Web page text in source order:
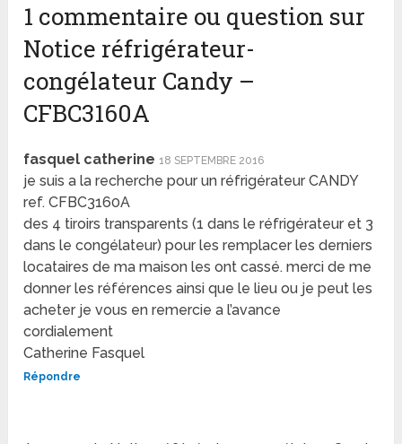
1 commentaire ou question sur
Notice réfrigérateur-
congélateur Candy –
CFBC3160A
fasquel catherine 18 SEPTEMBRE 2016
je suis a la recherche pour un réfrigérateur CANDY
ref. CFBC3160A
des 4 tiroirs transparents (1 dans le réfrigérateur et 3
dans le congélateur) pour les remplacer les derniers
locataires de ma maison les ont cassé. merci de me
donner les références ainsi que le lieu ou je peut les
acheter je vous en remercie a l’avance
cordialement
Catherine Fasquel
Répondre